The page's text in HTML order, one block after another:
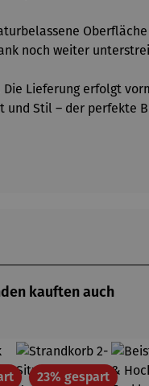
noch weiter
Lieferung erfolgt
Stil – der perfekte
kauften auch
Rabatt23% gespartRabatt